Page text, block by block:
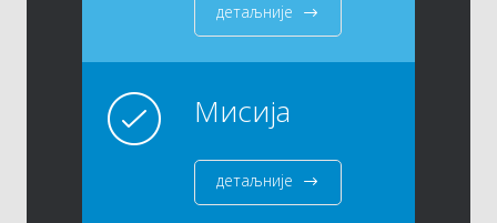
детаљније
Мисија
детаљније